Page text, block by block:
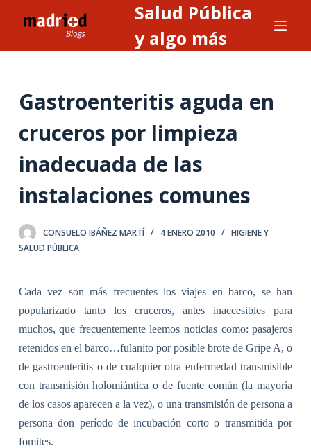
l
n
e
n
d
Salud Pública
y algo más
Gastroenteritis aguda en
cruceros por limpieza
inadecuada de las
instalaciones comunes
CONSUELO IBÁÑEZ MARTÍ 4 ENERO 2010
HIGIENE Y
SALUD PÚBLICA
Cada vez son más frecuentes los viajes en barco, se han
popularizado tanto los cruceros, antes inaccesibles para
muchos, que frecuentemente leemos noticias como: pasajeros
retenidos en el barco…fulanito por posible brote de Gripe A, o
de gastroenteritis o de cualquier otra enfermedad transmisible
con transmisión holomiántica o de fuente común (la mayoría
de los casos aparecen a la vez), o una transmisión de persona a
persona don período de incubación corto o transmitida por
fomites.